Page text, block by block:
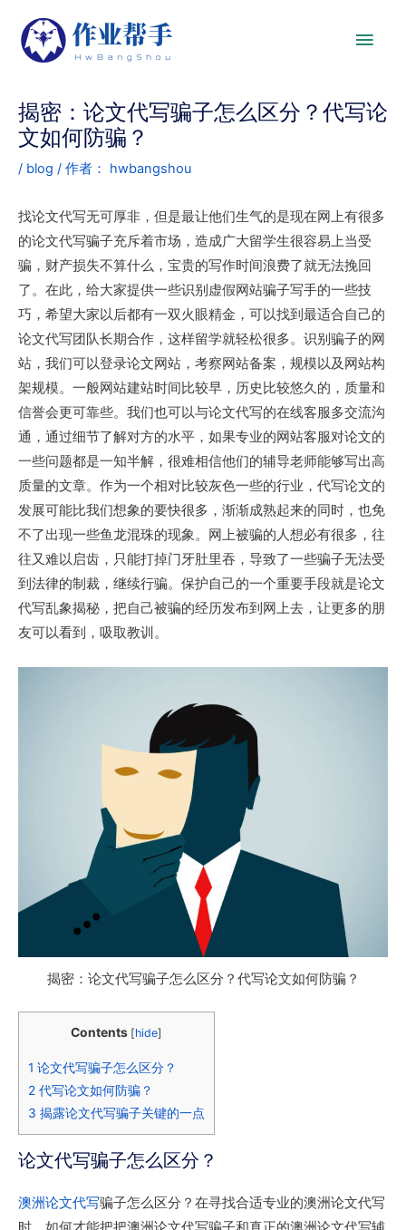
揭密：论文代写骗子怎么区分？代写论
文如何防骗？
/ blog / 作者： hwbangshou
找论文代写无可厚非，但是最让他们生气的是现在网上有很多
的论文代写骗子充斥着市场，造成广大留学生很容易上当受
骗，财产损失不算什么，宝贵的写作时间浪费了就无法挽回
了。在此，给大家提供一些识别虚假网站骗子写手的一些技
巧，希望大家以后都有一双火眼精金，可以找到最适合自己的
论文代写团队长期合作，这样留学就轻松很多。识别骗子的网
站，我们可以登录论文网站，考察网站备案，规模以及网站构
架规模。一般网站建站时间比较早，历史比较悠久的，质量和
信誉会更可靠些。我们也可以与论文代写的在线客服多交流沟
通，通过细节了解对方的水平，如果专业的网站客服对论文的
一些问题都是一知半解，很难相信他们的辅导老师能够写出高
质量的文章。作为一个相对比较灰色一些的行业，代写论文的
发展可能比我们想象的要快很多，渐渐成熟起来的同时，也免
不了出现一些鱼龙混珠的现象。网上被骗的人想必有很多，往
往又难以启齿，只能打掉门牙肚里吞，导致了一些骗子无法受
到法律的制裁，继续行骗。保护自己的一个重要手段就是论文
代写乱象揭秘，把自己被骗的经历发布到网上去，让更多的朋
友可以看到，吸取教训。
揭密：论文代写骗子怎么区分？代写论文如何防骗？
Contents [hide]
1 论文代写骗子怎么区分？
2 代写论文如何防骗？
3 揭露论文代写骗子关键的一点
论文代写骗子怎么区分？
澳洲论文代写骗子怎么区分？在寻找合适专业的澳洲论文代写